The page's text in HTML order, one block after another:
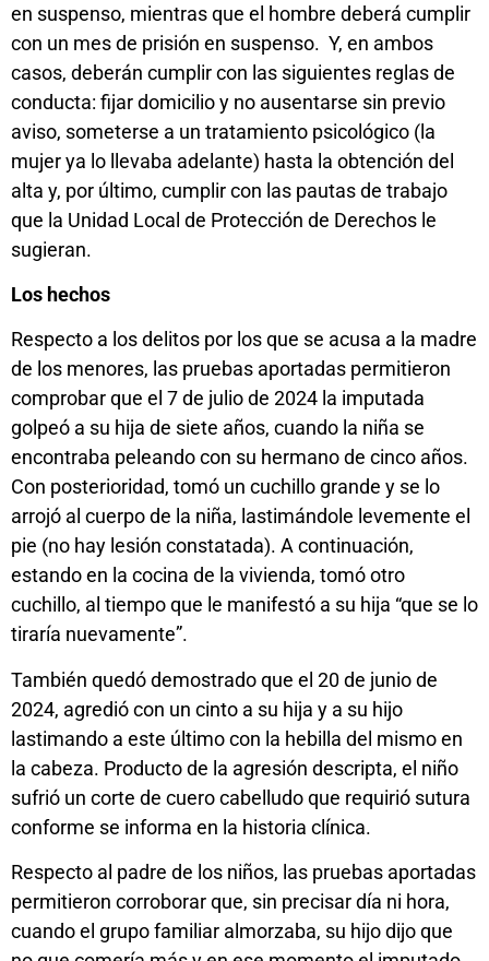
en suspenso, mientras que el hombre deberá cumplir
con un mes de prisión en suspenso. Y, en ambos
casos, deberán cumplir con las siguientes reglas de
conducta: fijar domicilio y no ausentarse sin previo
aviso, someterse a un tratamiento psicológico (la
mujer ya lo llevaba adelante) hasta la obtención del
alta y, por último, cumplir con las pautas de trabajo
que la Unidad Local de Protección de Derechos le
sugieran.
Los hechos
Respecto a los delitos por los que se acusa a la madre
de los menores, las pruebas aportadas permitieron
comprobar que el 7 de julio de 2024 la imputada
golpeó a su hija de siete años, cuando la niña se
encontraba peleando con su hermano de cinco años.
Con posterioridad, tomó un cuchillo grande y se lo
arrojó al cuerpo de la niña, lastimándole levemente el
pie (no hay lesión constatada). A continuación,
estando en la cocina de la vivienda, tomó otro
cuchillo, al tiempo que le manifestó a su hija “que se lo
tiraría nuevamente”.
También quedó demostrado que el 20 de junio de
2024, agredió con un cinto a su hija y a su hijo
lastimando a este último con la hebilla del mismo en
la cabeza. Producto de la agresión descripta, el niño
sufrió un corte de cuero cabelludo que requirió sutura
conforme se informa en la historia clínica.
Respecto al padre de los niños, las pruebas aportadas
permitieron corroborar que, sin precisar día ni hora,
cuando el grupo familiar almorzaba, su hijo dijo que